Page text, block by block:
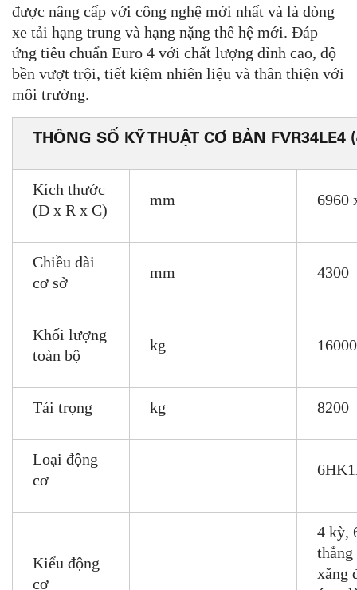
được nâng cấp với công nghệ mới nhất và là dòng
xe tải hạng trung và hạng nặng thế hệ mới. Đáp
ứng tiêu chuẩn Euro 4 với chất lượng đỉnh cao, độ
bền vượt trội, tiết kiệm nhiên liệu và thân thiện với
môi trường.
THÔNG SỐ KỸ THUẬT CƠ BẢN FVR34LE4
Kích thước
(D x R x C)
mm 6960
Chiều dài
cơ sở
mm 4300
Khối lượng
toàn bộ
kg 16000
Tải trọng kg 8200
Loại động
cơ
Kiểu động
cơ
4 kỳ,
thẳng
xăng